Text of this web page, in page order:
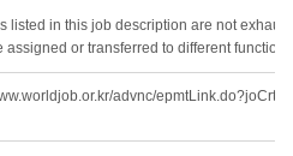
listed in this job description are not
assigned or transferred to different
advnc/